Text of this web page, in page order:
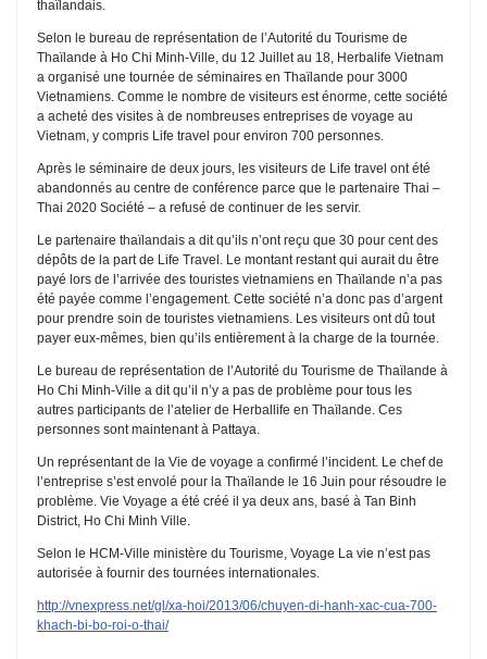
thaïlandais.
Selon le bureau de représentation de l’Autorité du Tourisme de
Thaïlande à Ho Chi Minh-Ville, du 12 Juillet au 18, Herbalife Vietnam
a organisé une tournée de séminaires en Thaïlande pour 3000
Vietnamiens. Comme le nombre de visiteurs est énorme, cette société
a acheté des visites à de nombreuses entreprises de voyage au
Vietnam, y compris Life travel pour environ 700 personnes.
Après le séminaire de deux jours, les visiteurs de Life travel ont été
abandonnés au centre de conférence parce que le partenaire Thai –
Thai 2020 Société – a refusé de continuer de les servir.
Le partenaire thaïlandais a dit qu’ils n’ont reçu que 30 pour cent des
dépôts de la part de Life Travel. Le montant restant qui aurait du être
payé lors de l’arrivée des touristes vietnamiens en Thaïlande n’a pas
été payée comme l’engagement. Cette société n’a donc pas d’argent
pour prendre soin de touristes vietnamiens. Les visiteurs ont dû tout
payer eux-mêmes, bien qu’ils entièrement à la charge de la tournée.
Le bureau de représentation de l’Autorité du Tourisme de Thaïlande à
Ho Chi Minh-Ville a dit qu’il n’y a pas de problème pour tous les
autres participants de l’atelier de Herballife en Thaïlande. Ces
personnes sont maintenant à Pattaya.
Un représentant de la Vie de voyage a confirmé l’incident. Le chef de
l’entreprise s’est envolé pour la Thaïlande le 16 Juin pour résoudre le
problème. Vie Voyage a été créé il ya deux ans, basé à Tan Binh
District, Ho Chi Minh Ville.
Selon le HCM-Ville ministère du Tourisme, Voyage La vie n’est pas
autorisée à fournir des tournées internationales.
http://vnexpress.net/gl/xa-hoi/2013/06/chuyen-di-hanh-xac-cua-700-
khach-bi-bo-roi-o-thai/